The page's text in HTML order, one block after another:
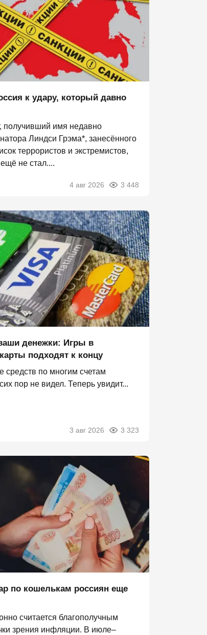
к удару, который давно
получивший имя недавно
Линдси Грэма*, занесённого
террористов и экстремистов,
не стал....
4 авг 2026 3 448
денежки: Игры в
подходят к концу
средств по многим счетам
пор не видел. Теперь увидит...
3 авг 2026 3 323
по кошелькам россиян еще
считается благополучным
зрения инфляции. В июле–